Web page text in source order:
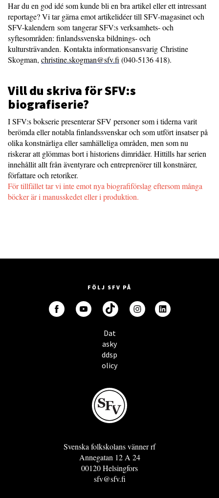
Har du en god idé som kunde bli en bra artikel eller ett intressant
reportage? Vi tar gärna emot artikelidéer till SFV-magasinet och
SFV-kalendern som tangerar SFV:s verksamhets- och
syftesområden: finlandssvenska bildnings- och
kultursträvanden. Kontakta informationsansvarig Christine
Skogman, christine.skogman@sfv.fi (040-5136 418).
Vill du skriva för SFV:s
biografiserie?
I SFV:s bokserie presenterar SFV personer som i tiderna varit
berömda eller notabla finlandssvenskar och som utfört insatser på
olika konstnärliga eller samhälleliga områden, men som nu
riskerar att glömmas bort i historiens dimridåer. Hittills har serien
innehållit allt från äventyrare och entreprenörer till konstnärer,
författare och retoriker.
För tillfället tar vi inte emot nya biografiförslag eftersom många
böcker är i manusskedet eller i produktion.
FÖLJ SFV PÅ
Dat
asky
ddsp
olicy
Svenska folkskolans vänner rf
Annegatan 12 A 24
00120 Helsingfors
sfv@sfv.fi